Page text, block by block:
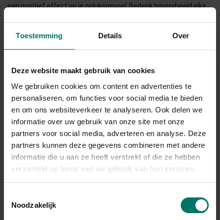
Toestemming Details Over
Deze website maakt gebruik van cookies
We gebruiken cookies om content en advertenties te
personaliseren, om functies voor social media te bieden
en om ons websiteverkeer te analyseren. Ook delen we
informatie over uw gebruik van onze site met onze
partners voor social media, adverteren en analyse. Deze
partners kunnen deze gegevens combineren met andere
informatie die u aan ze heeft verstrekt of die ze hebben
verzameld op basis van uw gebruik van hun services.
Noodzakelijk
een positief effect op je geluksgevoel. Bedenk bijvoorbeeld elke
op in een dagboek. Je leert zo je brein te focussen op de
5. Toon je dankbaarheid
Dankbaarheid uiten verhoogt je geluksniveau en verminderd
negatieve gevoelens. Tel je zegeningen en wees er daarna
dankbaar voor. Zeg vaker oprecht dankjewel als iemand iets voor
je doet. Je kunt tegenwoordig ook diverse
dankbaarheidsdagboeken kopen. Of bespreek aan het einde van
de dag met je partner waar je dankbaar voor bent. Dit is één van
de makkelijkste en snelste manieren om je geluksgevoel per
gewoontewordt
en je geluksgevoel stijgt aanzienlijk. Let wel op dat je oprecht